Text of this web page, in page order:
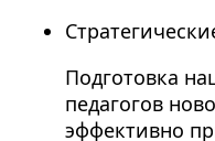
Подготовка
педагогов
эффективно